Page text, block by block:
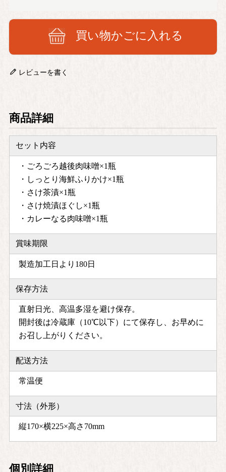
買い物かごに入れる
レビューを書く
商品詳細
セット内容
・ごろごろ越後肉味噌×1瓶
・しっとり海鮮ふりかけ×1瓶
・さけ茶漬×1瓶
・さけ焼漬ほぐし×1瓶
・カレーなる肉味噌×1瓶
賞味期限
製造加工日より180日
保存方法
直射日光、高温多湿を避け保存。
開封後は冷蔵庫（10℃以下）にて保存し、お早めに
お召し上がりください。
配送方法
常温便
寸法（外形）
縦170×横225×高さ70mm
個別詳細